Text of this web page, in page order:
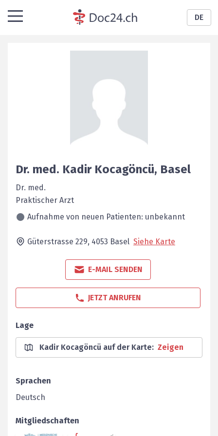
DE
Dr. med. Kadir Kocagöncü, Basel
Dr. med.
Praktischer Arzt
Aufnahme von neuen Patienten: unbekannt
Güterstrasse 229, 4053 Basel Siehe Karte
E-MAIL SENDEN
JETZT ANRUFEN
Lage
Kadir Kocagöncü auf der Karte: Zeigen
Sprachen
Deutsch
Mitgliedschaften